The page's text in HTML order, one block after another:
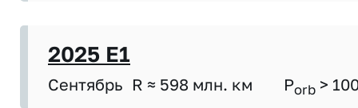
2025 E1
Сентябрь R ≈ 598 млн. км Porb >